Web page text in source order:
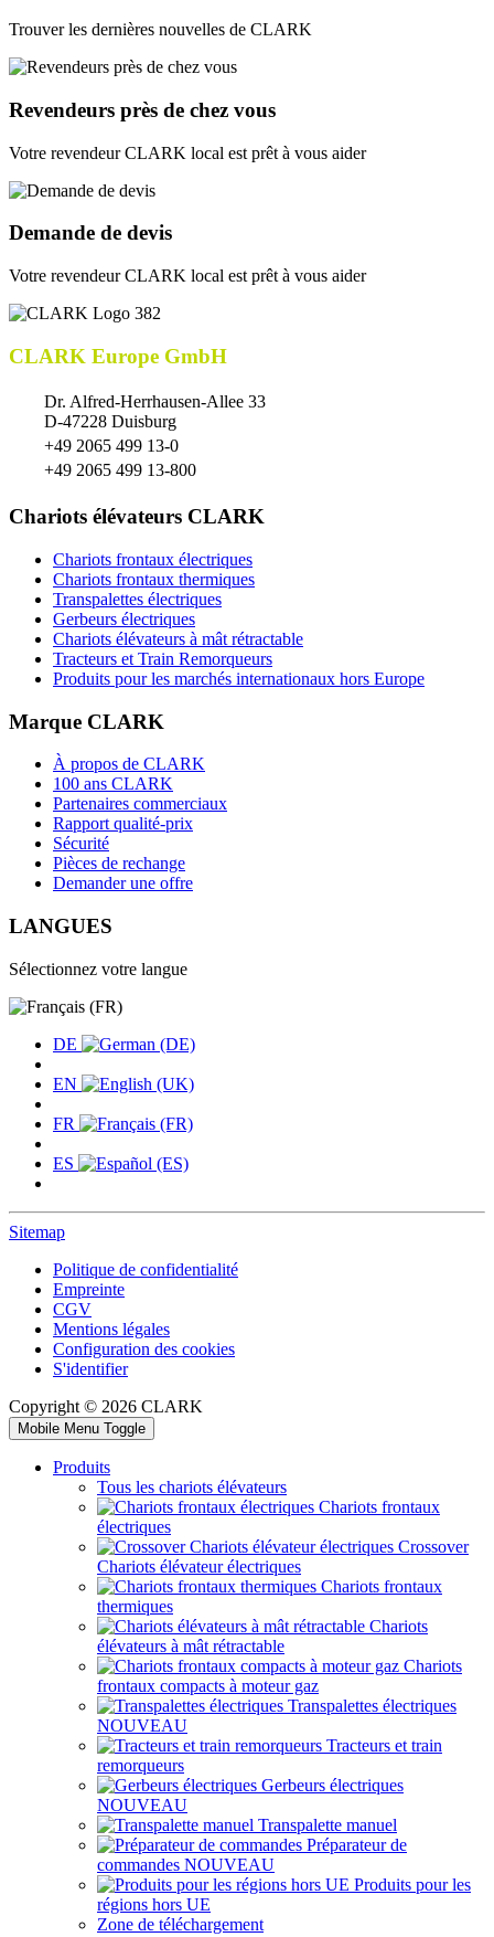
Trouver les dernières nouvelles de CLARK
Revendeurs près de chez vous
Votre revendeur CLARK local est prêt à vous aider
Demande de devis
Votre revendeur CLARK local est prêt à vous aider
CLARK Europe GmbH
Dr. Alfred-Herrhausen-Allee 33
D-47228 Duisburg
+49 2065 499 13-0
+49 2065 499 13-800
Chariots élévateurs CLARK
Chariots frontaux électriques
Chariots frontaux thermiques
Transpalettes électriques
Gerbeurs électriques
Chariots élévateurs à mât rétractable
Tracteurs et Train Remorqueurs
Produits pour les marchés internationaux hors Europe
Marque CLARK
À propos de CLARK
100 ans CLARK
Partenaires commerciaux
Rapport qualité-prix
Sécurité
Pièces de rechange
Demander une offre
LANGUES
Sélectionnez votre langue
DE
EN
FR
ES
Sitemap
Politique de confidentialité
Empreinte
CGV
Mentions légales
Configuration des cookies
S'identifier
Copyright © 2026 CLARK
Mobile Menu Toggle
Produits
Tous les chariots élévateurs
Chariots frontaux
électriques
Crossover
Chariots élévateur électriques
Chariots frontaux
thermiques
Chariots
élévateurs à mât rétractable
Chariots
frontaux compacts à moteur gaz
Transpalettes électriques
NOUVEAU
Tracteurs et train
remorqueurs
Gerbeurs électriques
NOUVEAU
Transpalette manuel
Préparateur de
commandes NOUVEAU
Produits pour les
régions hors UE
Zone de téléchargement